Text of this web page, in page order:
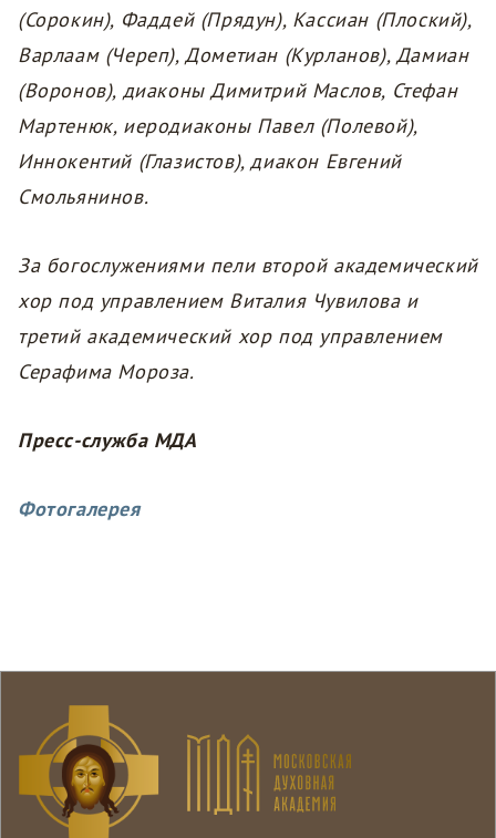
(Сорокин), Фаддей (Прядун), Кассиан (Плоский),
Варлаам (Череп), Дометиан (Курланов), Дамиан
(Воронов), диаконы Димитрий Маслов, Стефан
Мартенюк, иеродиаконы Павел (Полевой),
Иннокентий (Глазистов), диакон Евгений
Смольянинов.
За богослужениями пели второй академический
хор под управлением Виталия Чувилова и
третий академический хор под управлением
Серафима Мороза.
Пресс-служба МДА
Фотогалерея